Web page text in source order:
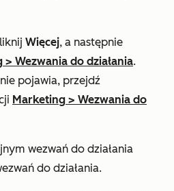
Więcej, a następnie
> Wezwania do działania.
pojawia, przejdź
Marketing > Wezwania do
wezwań do działania
do działania.